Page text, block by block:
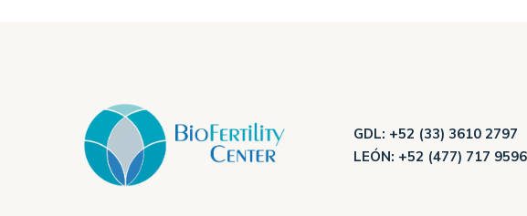
GDL: +52 (33) 3610 2797
LEÓN: +52 (477) 717 9596